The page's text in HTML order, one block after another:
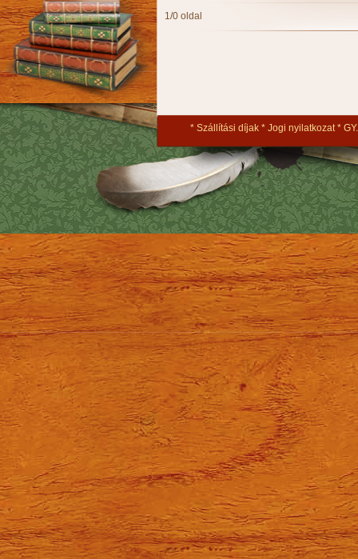
1/0 oldal
Szállítási díjak Jogi nyilatkozat